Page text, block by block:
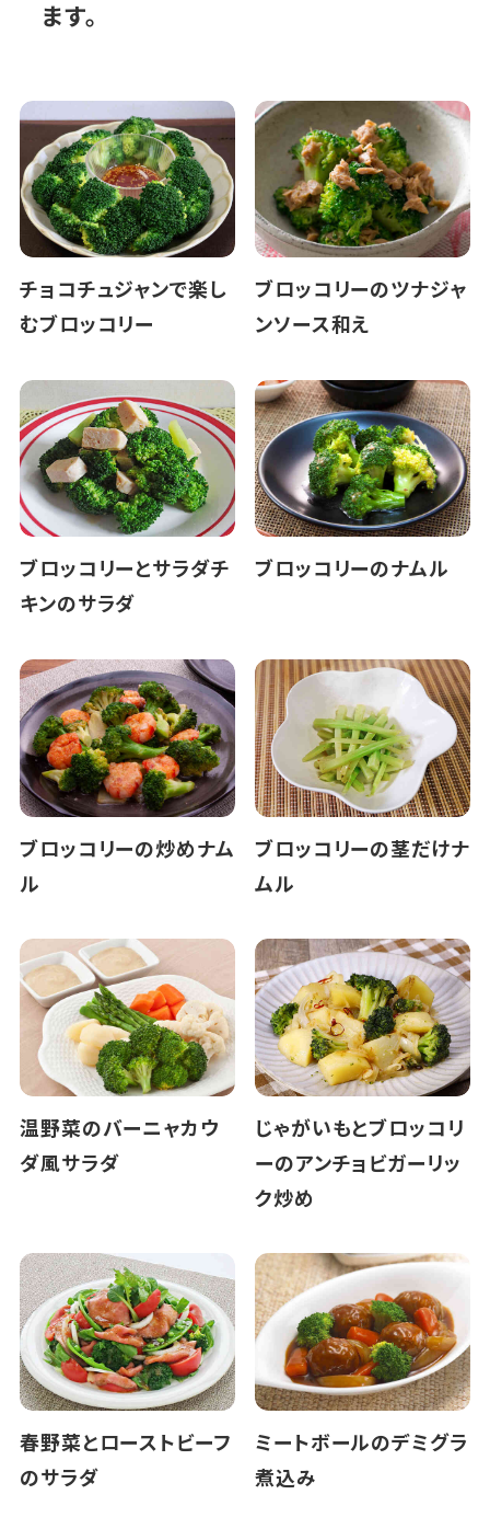
ます。
チョコチュジャンで楽し
むブロッコリー
ブロッコリーのツナジャ
ンソース和え
ブロッコリーとサラダチ
キンのサラダ
ブロッコリーのナムル
ブロッコリーの炒めナム
ル
ブロッコリーの茎だけナ
ムル
温野菜のバーニャカウ
ダ風サラダ
じゃがいもとブロッコリ
ーのアンチョビガーリッ
ク炒め
春野菜とローストビーフ
のサラダ
ミートボールのデミグラ
煮込み